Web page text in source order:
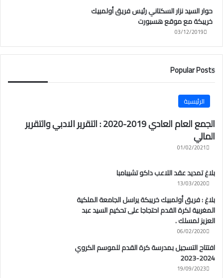
حوار السيد نزار السكتاني رئيس فريق أولمبيك
خريبكة مع موقع هسبورت
03/12/2019
Popular Posts
الرئيسية
الجمع العام العادي 2019-2020 : التقرير الادبي والتقرير
المالي
01/02/2021
بلاغ تمديد عقد اللاعب داكو تشيبامبا
13/03/2020
بلاغ : فريق أولمبيك خريبكة يراسل الجامعة الملكية
المغربية لكرة القدم احتجاجا على تحكيم السيد عبد
العزيز لمسلك .
06/02/2020
افتتاح التسجيل بمدرسة كرة القدم للموسم الكروي
2024-2023
19/09/2023